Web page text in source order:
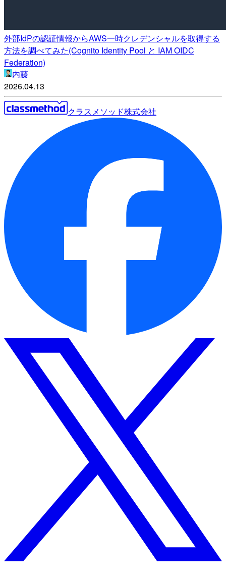
外部IdPの認証情報からAWS一時クレデンシャルを取得する
方法を調べてみた(Cognito Identity Pool と IAM OIDC
Federation)
内藤
2026.04.13
クラスメソッド株式会社